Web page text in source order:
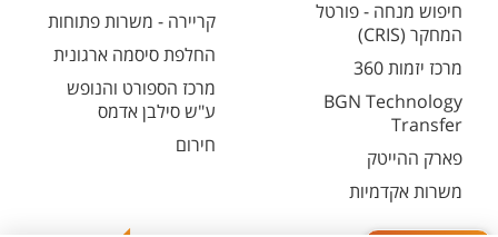
חיפוש מנחה - פורטל
המחקר (CRIS)
מרכז יזמות 360
BGN Technology
Transfer
פארק ההייטק
משרות אקדמיות
קריירה - משרות פתוחות
החלפת סיסמה ארגונית
מרכז הספורט והנופש
ע"ש סילבן אדמס
חירום